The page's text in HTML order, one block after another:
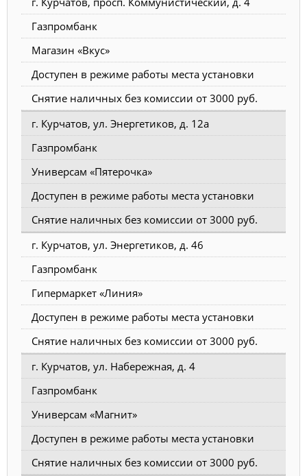
Газпромбанк
Магазин «Вкус»
Доступен в режиме работы места установки
Снятие наличных без комиссии от 3000 руб.
г. Курчатов, ул. Энергетиков, д. 12а
Газпромбанк
Универсам «Пятерочка»
Доступен в режиме работы места установки
Снятие наличных без комиссии от 3000 руб.
г. Курчатов, ул. Энергетиков, д. 46
Газпромбанк
Гипермаркет «Линия»
Доступен в режиме работы места установки
Снятие наличных без комиссии от 3000 руб.
г. Курчатов, ул. Набережная, д. 4
Газпромбанк
Универсам «Магнит»
Доступен в режиме работы места установки
Снятие наличных без комиссии от 3000 руб.